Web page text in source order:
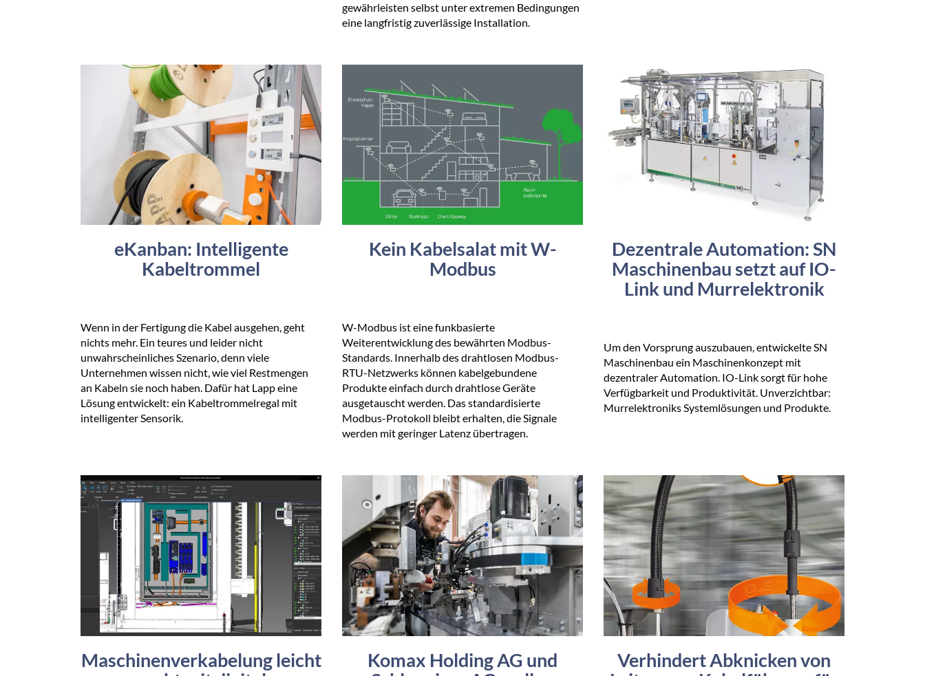
gewährleisten selbst unter extremen Bedingungen
eine langfristig zuverlässige Installation.
eKanban: Intelligente
Kabeltrommel
Wenn in der Fertigung die Kabel ausgehen, geht
nichts mehr. Ein teures und leider nicht
unwahrscheinliches Szenario, denn viele
Unternehmen wissen nicht, wie viel Restmengen
an Kabeln sie noch haben. Dafür hat Lapp eine
Lösung entwickelt: ein Kabeltrommelregal mit
intelligenter Sensorik.
Kein Kabelsalat mit W-
Modbus
W-Modbus ist eine funkbasierte
Weiterentwicklung des bewährten Modbus-
Standards. Innerhalb des drahtlosen Modbus-
RTU-Netzwerks können kabelgebundene
Produkte einfach durch drahtlose Geräte
ausgetauscht werden. Das standardisierte
Modbus-Protokoll bleibt erhalten, die Signale
werden mit geringer Latenz übertragen.
Dezentrale Automation: SN
Maschinenbau setzt auf IO-
Link und Murrelektronik
Um den Vorsprung auszubauen, entwickelte SN
Maschinenbau ein Maschinenkonzept mit
dezentraler Automation. IO-Link sorgt für hohe
Verfügbarkeit und Produktivität. Unverzichtbar:
Murrelektroniks Systemlösungen und Produkte.
Maschinenverkabelung leicht
Komax Holding AG und
Verhindert Abknicken von